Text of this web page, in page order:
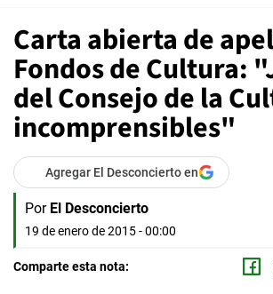
Carta abierta de
Fondos de Cultura:
del Consejo de la
incomprensibles"
Agregar El Desconcierto en
Por El Desconcierto
19 de enero de 2015 - 00:00
Comparte esta nota: